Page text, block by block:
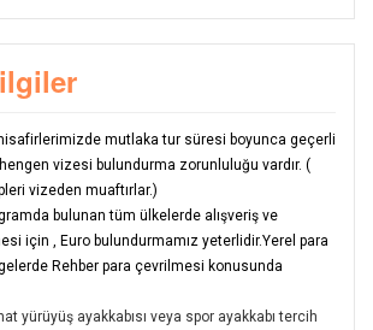
mutlaka tur süresi boyunca geçerli
vizesi bulundurma zorunluluğu vardır. (
vizeden muaftırlar.)
bulunan tüm ülkelerde alışveriş ve
için , Euro bulundurmamız yeterlidir.Yerel para
Rehber para çevrilmesi konusunda
yürüyüş ayakkabısı veya spor ayakkabı tercih